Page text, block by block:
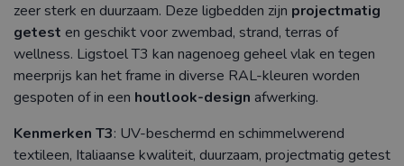
zeer sterk en duurzaam. Deze ligbedden zijn projectmatig
getest en geschikt voor zwembad, strand, terras of
wellness. Ligstoel T3 kan nagenoeg geheel vlak en tegen
meerprijs kan het frame in diverse RAL-kleuren worden
gespoten of in een houtlook-design afwerking.
Kenmerken T3: UV-beschermd en schimmelwerend
textileen, Italiaanse kwaliteit, duurzaam, projectmatig getest